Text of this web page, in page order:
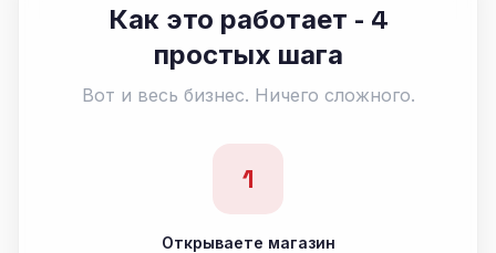
Как это работает - 4
простых шага
Вот и весь бизнес. Ничего сложного.
1
Открываете магазин